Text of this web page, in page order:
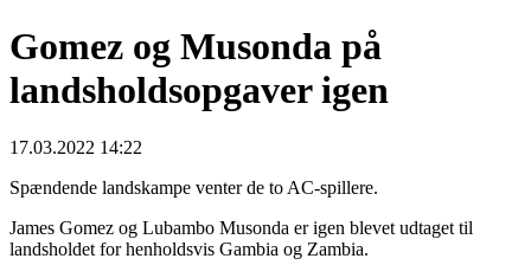
Gomez og Musonda på
landsholdsopgaver igen
17.03.2022 14:22
Spændende landskampe venter de to AC-spillere.
James Gomez og Lubambo Musonda er igen blevet udtaget til
landsholdet for henholdsvis Gambia og Zambia.